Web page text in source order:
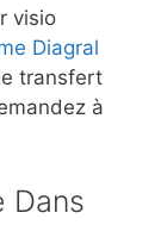
visio
Diagral
transfert
à
Dans